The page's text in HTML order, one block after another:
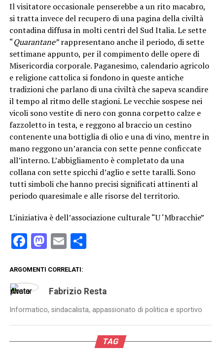
Il visitatore occasionale penserebbe a un rito macabro,
si tratta invece del recupero di una pagina della civiltà
contadina diffusa in molti centri del Sud Italia. Le sette
“Quarantane”rappresentano anche il periodo, di sette
settimane appunto, per il compimento delle opere di
Misericordia corporale. Paganesimo, calendario agricolo
e religione cattolica si fondono in queste antiche
tradizioni che parlano di una civiltà che sapeva scandire
il tempo al ritmo delle stagioni. Le vecchie sospese nei
vicoli sono vestite di nero con gonna corpetto calze e
fazzoletto in testa, e reggono al braccio un cestino
contenente una bottiglia di olio e una di vino, mentre in
mano reggono un’arancia con sette penne conficcate
all’interno. L’abbigliamento è completato da una
collana con sette spicchi d’aglio e sette taralli. Sono
tutti simboli che hanno precisi significati attinenti al
periodo quaresimale e alle risorse del territorio.
L’iniziativa è dell’associazione culturale “U ‘Mbracchie”
Facebook
Mastodon
EmailCondividi
ARGOMENTI CORRELATI:
Fabrizio Resta
Informatico, sindacalista, appassionato di politica e sportivo
TAG